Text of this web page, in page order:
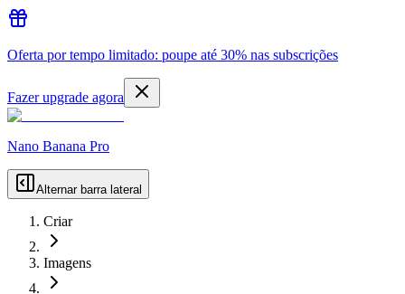
Oferta por tempo limitado: poupe até 30% nas subscrições
Fazer upgrade agora
Nano Banana Pro
Alternar barra lateral
Criar
Imagens